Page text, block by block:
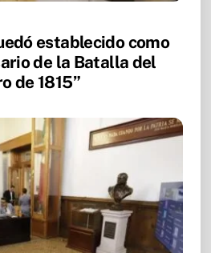
establecido como
de la Batalla del
de 1815”